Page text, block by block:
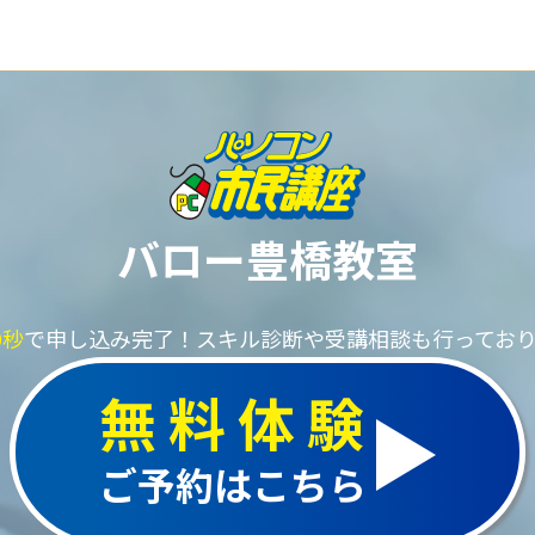
バロー豊橋教室
で申し込み完了！ スキル診断や受講相談も行ってお
無料体験
ご予約はこちら